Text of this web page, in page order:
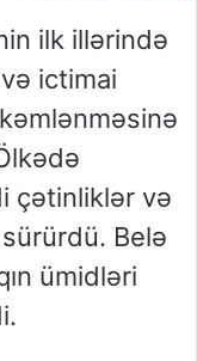
ilk illərində
ictimai
çətinliklər və
Belə
ümidləri